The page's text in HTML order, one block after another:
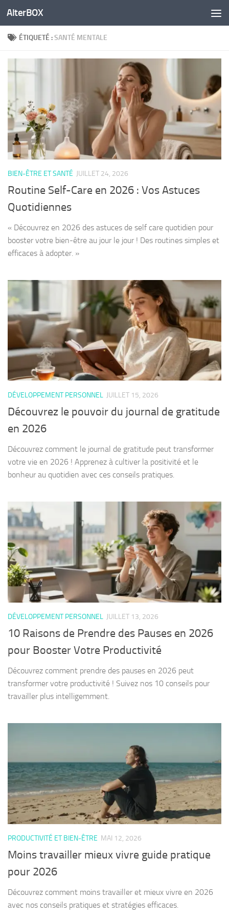
Skip to content
AlterBOX
ÉTIQUETÉ :SANTÉ MENTALE
BIEN-ÊTRE ET SANTÉ JUILLET 24, 2026
Routine Self-Care en 2026 : Vos Astuces
Quotidiennes
« Découvrez en 2026 des astuces de self care quotidien pour
booster votre bien-être au jour le jour ! Des routines simples et
efficaces à adopter. »
DÉVELOPPEMENT PERSONNEL JUILLET 15, 2026
Découvrez le pouvoir du journal de gratitude
en 2026
Découvrez comment le journal de gratitude peut transformer
votre vie en 2026 ! Apprenez à cultiver la positivité et le
bonheur au quotidien avec ces conseils pratiques.
DÉVELOPPEMENT PERSONNEL JUILLET 13, 2026
10 Raisons de Prendre des Pauses en 2026
pour Booster Votre Productivité
Découvrez comment prendre des pauses en 2026 peut
transformer votre productivité ! Suivez nos 10 conseils pour
travailler plus intelligemment.
PRODUCTIVITÉ ET BIEN-ÊTRE MAI 12, 2026
Moins travailler mieux vivre guide pratique
pour 2026
Découvrez comment moins travailler et mieux vivre en 2026
avec nos conseils pratiques et stratégies efficaces.